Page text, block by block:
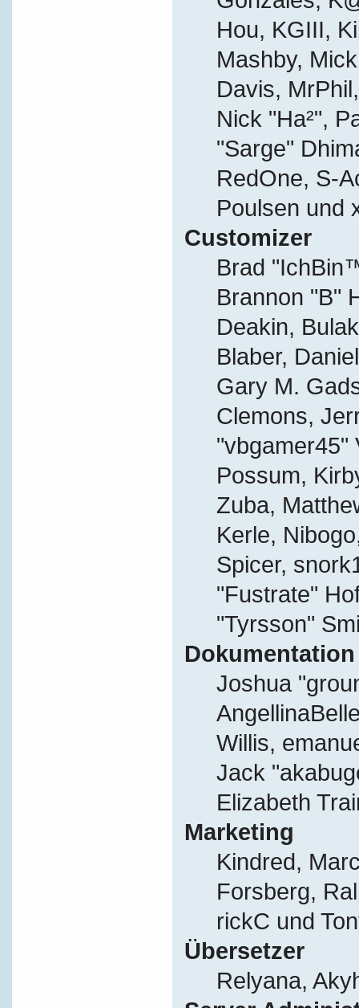
Hou, KGIII,
Mashby,
Davis,
Nick "Ha²",
"Sarge"
RedOne, S-
Poulsen und
Customizer
Brad
Brannon "B"
Deakin,
Blaber,
Gary M.
Clemons,
"vbgamer45"
Possum,
Zuba,
Kerle,
Spicer,
"Fustrate"
"Tyrsson"
Dokumentation
Joshua
Willis,
Jack
Elizabeth
Marketing
Kindred,
Forsberg,
rickC und
Übersetzer
Relyana,